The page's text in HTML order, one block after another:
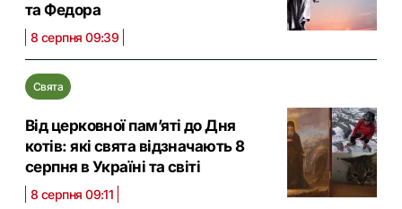
та Федора
8 серпня 09:39
Свята
Від церковної памʼяті до Дня
котів: які свята відзначають 8
серпня в Україні та світі
8 серпня 09:11